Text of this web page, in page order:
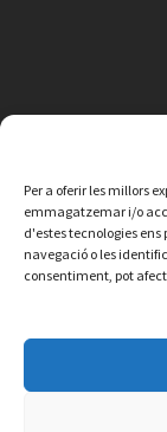
Per a oferir les millors
emmagatzemar i/o
d'estes tecnologies
navegació o les
consentiment, pot
© 2026